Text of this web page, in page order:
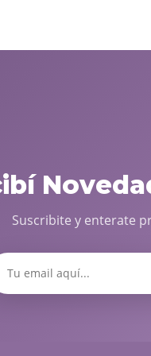
Suscribite y enterate